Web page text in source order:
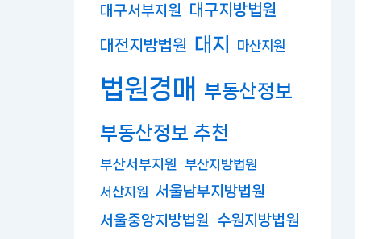
대구서부지원 대구지방법원
대전지방법원 대지 마산지원
법원경매
부동산정보
부동산정보 추천
부산서부지원
부산지방법원
서산지원 서울남부지방법원
서울중앙지방법원 수원지방법원